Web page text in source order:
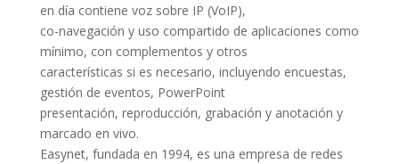
en día contiene voz sobre IP (VoIP),
co-navegación y uso compartido de aplicaciones como
mínimo, con complementos y otros
características si es necesario, incluyendo encuestas,
gestión de eventos, PowerPoint
presentación, reproducción, grabación y anotación y
marcado en vivo.
Easynet, fundada en 1994, es una empresa de redes